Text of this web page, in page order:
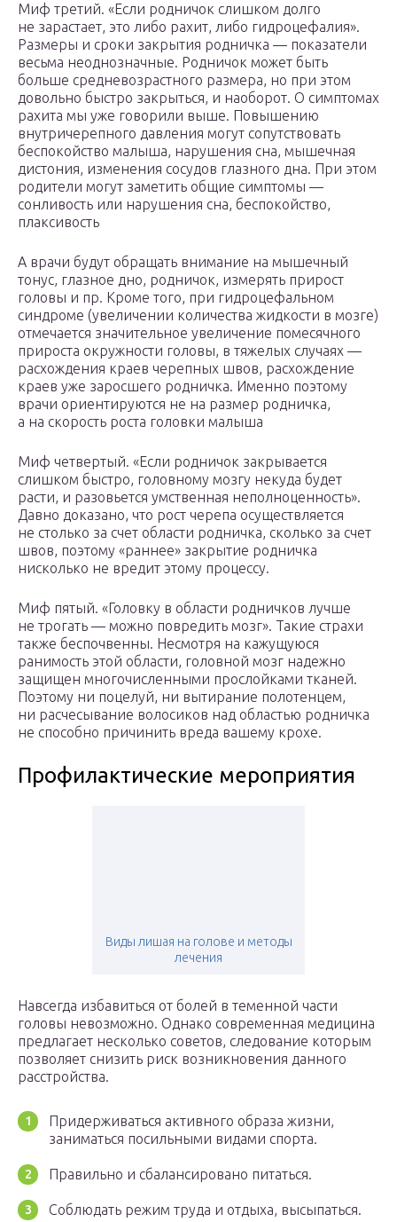
Миф третий. «Если родничок слишком долго
не зарастает, это либо рахит, либо гидроцефалия».
Размеры и сроки закрытия родничка — показатели
весьма неоднозначные. Родничок может быть
больше средневозрастного размера, но при этом
довольно быстро закрыться, и наоборот. О симптомах
рахита мы уже говорили выше. Повышению
внутричерепного давления могут сопутствовать
беспокойство малыша, нарушения сна, мышечная
дистония, изменения сосудов глазного дна. При этом
родители могут заметить общие симптомы —
сонливость или нарушения сна, беспокойство,
плаксивость
А врачи будут обращать внимание на мышечный
тонус, глазное дно, родничок, измерять прирост
головы и пр. Кроме того, при гидроцефальном
синдроме (увеличении количества жидкости в мозге)
отмечается значительное увеличение помесячного
прироста окружности головы, в тяжелых случаях —
расхождения краев черепных швов, расхождение
краев уже заросшего родничка. Именно поэтому
врачи ориентируются не на размер родничка,
а на скорость роста головки малыша
Миф четвертый. «Если родничок закрывается
слишком быстро, головному мозгу некуда будет
расти, и разовьется умственная неполноценность».
Давно доказано, что рост черепа осуществляется
не столько за счет области родничка, сколько за счет
швов, поэтому «раннее» закрытие родничка
нисколько не вредит этому процессу.
Миф пятый. «Головку в области родничков лучше
не трогать — можно повредить мозг». Такие страхи
также беспочвенны. Несмотря на кажущуюся
ранимость этой области, головной мозг надежно
защищен многочисленными прослойками тканей.
Поэтому ни поцелуй, ни вытирание полотенцем,
ни расчесывание волосиков над областью родничка
не способно причинить вреда вашему крохе.
Профилактические мероприятия
Виды лишая на голове и методы
лечения
Навсегда избавиться от болей в теменной части
головы невозможно. Однако современная медицина
предлагает несколько советов, следование которым
позволяет снизить риск возникновения данного
расстройства.
Придерживаться активного образа жизни,
заниматься посильными видами спорта.
Правильно и сбалансировано питаться.
Соблюдать режим труда и отдыха, высыпаться.